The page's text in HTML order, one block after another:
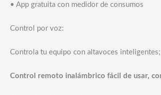
• App gratuita con medidor de consumos
Control por voz:
Controla tu equipo con altavoces
Control remoto inalámbrico fácil de usar,